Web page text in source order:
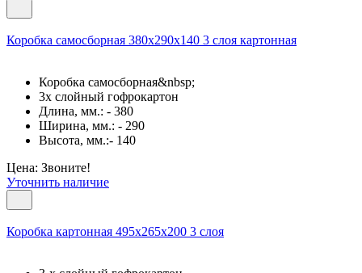
Коробка самосборная 380х290х140 3 слоя картонная
Коробка самосборная&nbsp;
3х слойный гофрокартон
Длина, мм.: - 380
Ширина, мм.: - 290
Высота, мм.:- 140
Цена: Звоните!
Уточнить наличие
Коробка картонная 495x265x200 3 слоя